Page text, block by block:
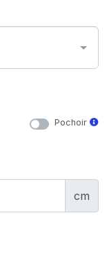
Pochoir
cm